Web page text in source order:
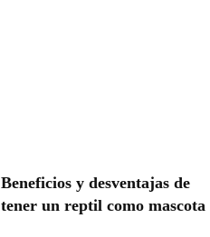
Beneficios y desventajas de
tener un reptil como mascota